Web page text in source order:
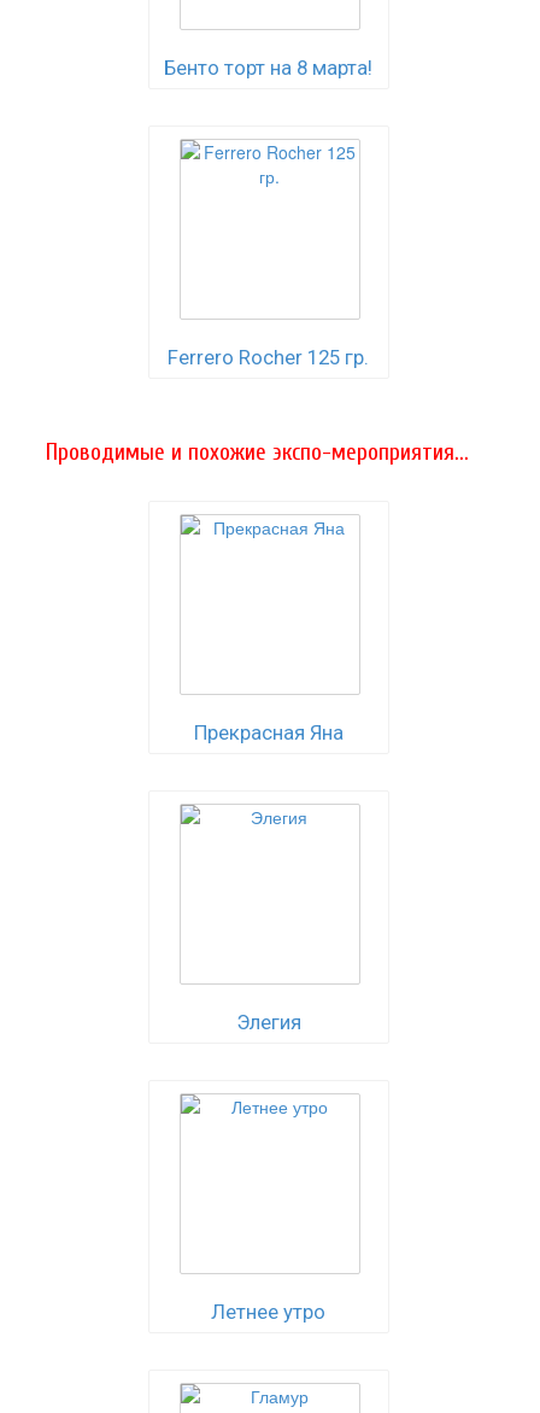
Бенто торт на 8 марта!
Ferrero Rocher 125 гр.
Проводимые и похожие экспо-мероприятия...
Прекрасная Яна
Элегия
Летнее утро